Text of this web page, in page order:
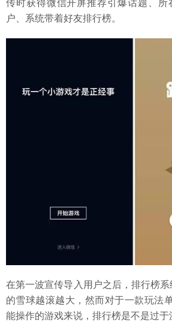
传时获得微信开屏推荐引爆话题、所
户、系统带着好友排行榜。
在第一波宣传导入用户之后，排行榜系
的雪球越滚越大，然而对于一款玩法
能操作的游戏来说，排行榜是不是过于